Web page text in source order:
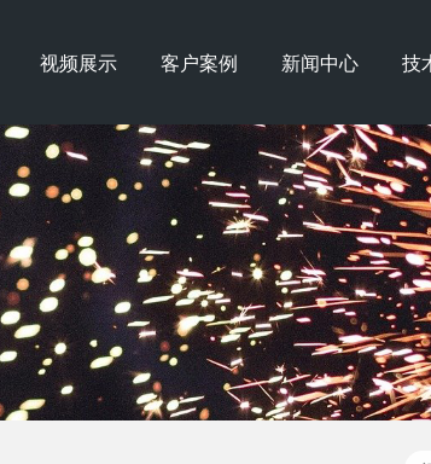
视频展示 客户案例 新闻中心 技